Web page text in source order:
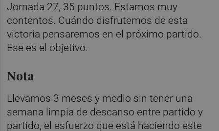
Jornada 27, 35 puntos. Estamos muy
contentos. Cuándo disfrutemos de esta
victoria pensaremos en el próximo partido.
Ese es el objetivo.
Nota
Llevamos 3 meses y medio sin tener una
semana limpia de descanso entre partido y
partido, el esfuerzo que está haciendo este